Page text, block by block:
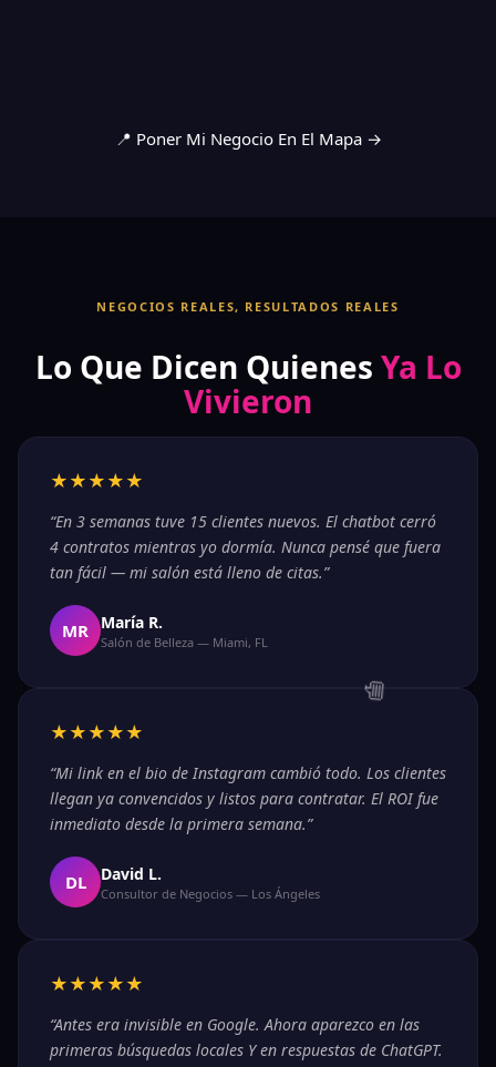
📍 Poner Mi Negocio En El Mapa →
NEGOCIOS REALES, RESULTADOS REALES
Lo Que Dicen Quienes Ya Lo
Vivieron
★★★★★
“En 3 semanas tuve 15 clientes nuevos. El chatbot cerró
4 contratos mientras yo dormía. Nunca pensé que fuera
tan fácil — mi salón está lleno de citas.”
MR María R.
Salón de Belleza — Miami, FL
★★★★★
“Mi link en el bio de Instagram cambió todo. Los clientes
llegan ya convencidos y listos para contratar. El ROI fue
inmediato desde la primera semana.”
DL David L.
Consultor de Negocios — Los Ángeles
★★★★★
“Antes era invisible en Google. Ahora aparezco en las
primeras búsquedas locales Y en respuestas de ChatGPT.